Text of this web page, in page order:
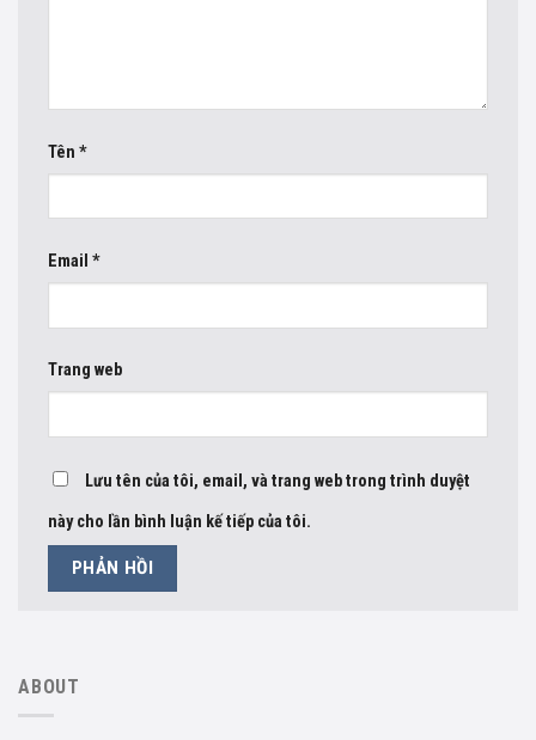
Tên *
Email *
Trang web
Lưu tên của tôi, email, và trang web trong trình duyệt
này cho lần bình luận kế tiếp của tôi.
ABOUT